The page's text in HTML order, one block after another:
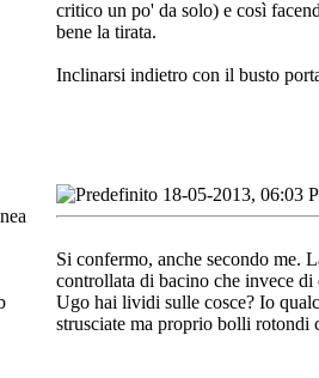
critico un po' da solo) e così
bene la tirata.
Inclinarsi indietro con il busto
18-05-2013, 06:03
Si confermo, anche secondo me.
controllata di bacino che invece
Ugo hai lividi sulle cosce? Io
strusciate ma proprio bolli rotondi